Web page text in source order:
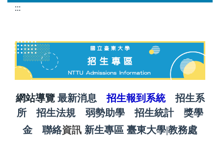
:::
網站導覽 最新消息 招生報到系統
招生系
所
招生法規 弱勢助學 招生統計
獎學
金
聯絡資訊 新生專區 臺東大學|教務處